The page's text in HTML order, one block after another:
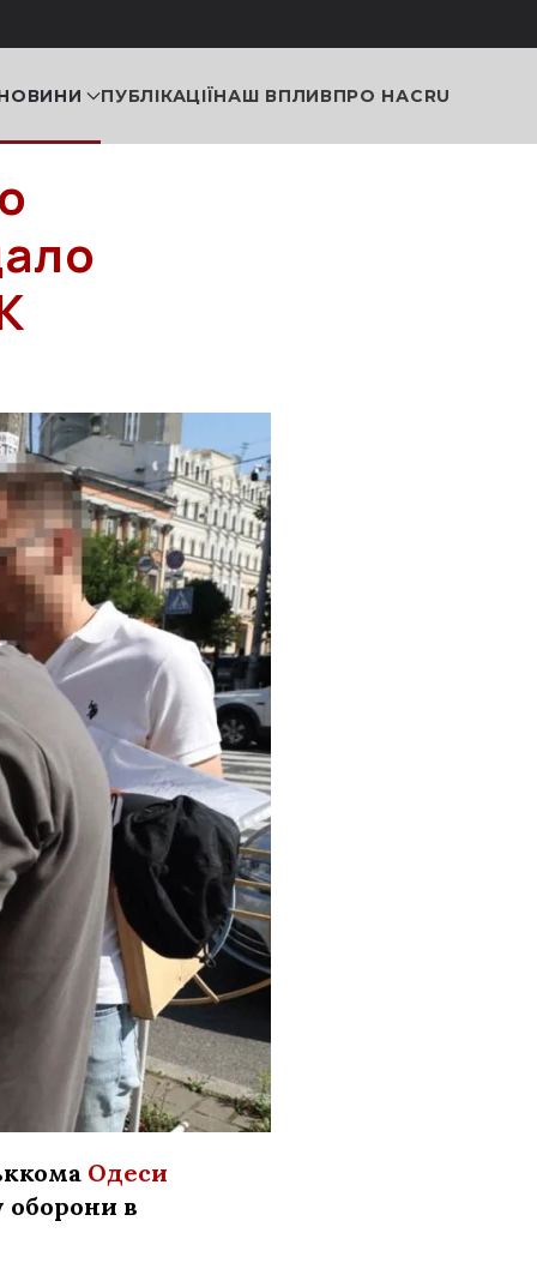
ПУБЛІКАЦІЇНАШ ВПЛИВПРО НАСRU
Одеси
оборони в